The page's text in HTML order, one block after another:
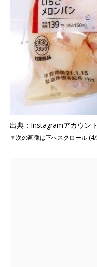
出典：Instagramアカウン
▼次の画像は下へスクロール